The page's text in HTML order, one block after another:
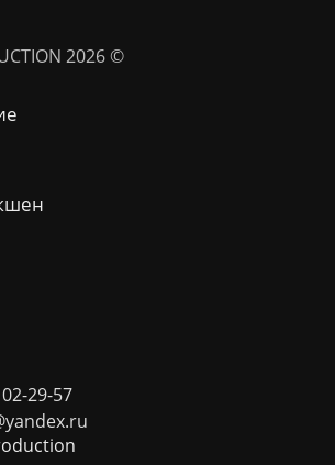
2026 ©
29-57